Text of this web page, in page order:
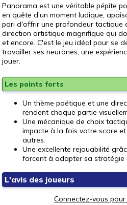
Panorama est une véritable pépite
en quête d'un moment ludique,
pari d'offrir une profondeur tactique
direction artistique magnifique qui
et encore. C'est le jeu idéal pour se
travailler ses neurones, une
jouer.
Les points forts
Un thème poétique et une
rendent chaque partie
Une mécanique de choix
impacte à la fois votre score
autres.
Une excellente rejouabilité
forcent à adapter sa stratégie
L'avis des joueurs
Connectez-vous